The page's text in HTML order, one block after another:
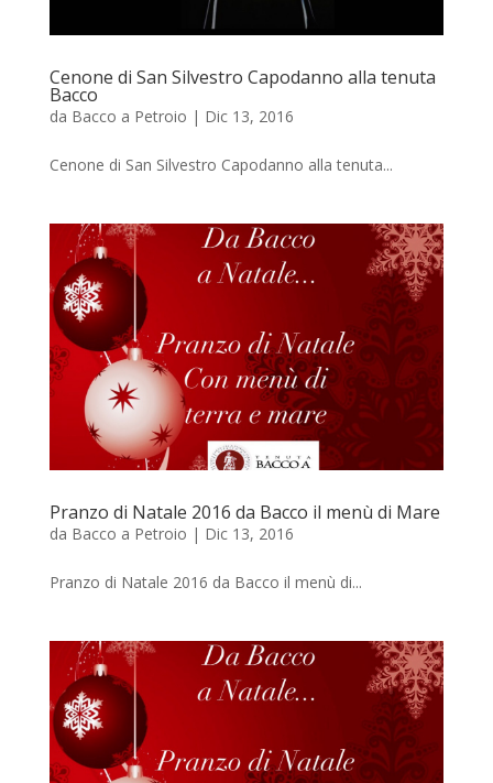
Cenone di San Silvestro Capodanno alla tenuta
Bacco
da Bacco a Petroio | Dic 13, 2016
Cenone di San Silvestro Capodanno alla tenuta...
Pranzo di Natale 2016 da Bacco il menù di Mare
da Bacco a Petroio | Dic 13, 2016
Pranzo di Natale 2016 da Bacco il menù di...